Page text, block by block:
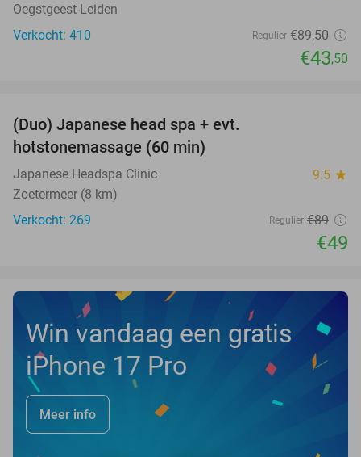
Oegstgeest-Leiden
Verkocht: 410
Regulier €89,50
€43,50
(Duo) Japanese head spa + evt.
hotstonemassage (60 min)
Japanese Headspa Clinic 9.5 star
Zoetermeer (8 km)
Verkocht: 269
Regulier €89
€49
Win vandaag een gratis
iPhone 17 Pro
Meer info